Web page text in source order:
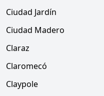
Ciudad Jardín
Ciudad Madero
Claraz
Claromecó
Claypole